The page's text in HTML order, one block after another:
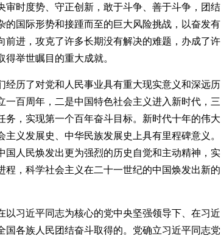
审时度势、守正创新，敢于斗争、善于斗争，团结
国际形势和接踵而至的巨大风险挑战，以奋发有
前进，攻克了许多长期没有解决的难题，办成了许
举世瞩目的重大成就。
经历了对党和人民事业具有重大现实意义和深远历
一百周年，二是中国特色社会主义进入新时代，三
，实现第一个百年奋斗目标。新时代十年的伟大
义发展史、中华民族发展史上具有里程碑意义。
人民焕发出更为强烈的历史自觉和主动精神，实
，科学社会主义在二十一世纪的中国焕发出新的
以习近平同志为核心的党中央坚强领导下、在习近
各族人民团结奋斗取得的。党确立习近平同志党